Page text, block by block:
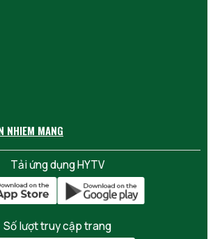
Tải ứng dụng HYTV
Số lượt truy cập trang